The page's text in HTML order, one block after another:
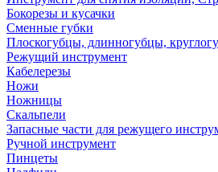
Бокорезы и кусачки
Сменные губки
Плоскогубцы, длинногубцы,
Режущий инструмент
Кабелерезы
Ножи
Ножницы
Скальпели
Запасные части для режущего
Ручной инструмент
Пинцеты